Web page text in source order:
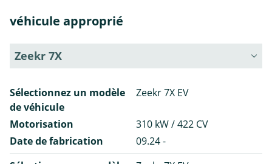
véhicule approprié
Zeekr 7X
Sélectionnez un modèle
de véhicule
Zeekr 7X EV
Motorisation
310 kW / 422 CV
Date de fabrication
09.24 -